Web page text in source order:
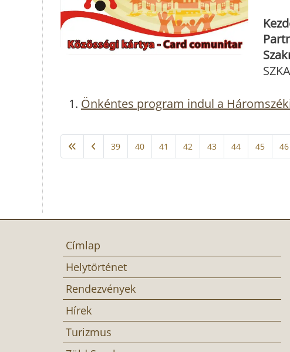
SZKA
Önkéntes program indul a
39 40 41 42 43 44 45 46
Címlap
Helytörténet
Rendezvények
Hírek
Turizmus